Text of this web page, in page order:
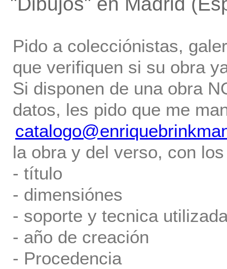
Pido a colecciónistas,
que verifiquen si su obra
Si disponen de una obra
datos, les pido que me
la obra y del verso, con
- título
- dimensiónes
- soporte y tecnica
- año de creación
- Procedencia